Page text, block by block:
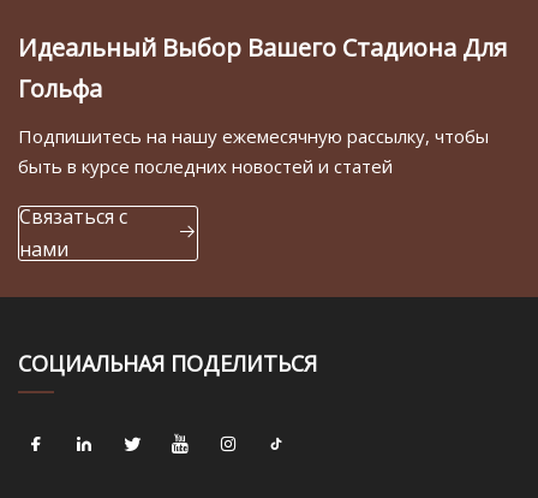
Идеальный Выбор Вашего Стадиона Для
Гольфа
Подпишитесь на нашу ежемесячную рассылку, чтобы
быть в курсе последних новостей и статей
Связаться с
нами
СОЦИАЛЬНАЯ ПОДЕЛИТЬСЯ